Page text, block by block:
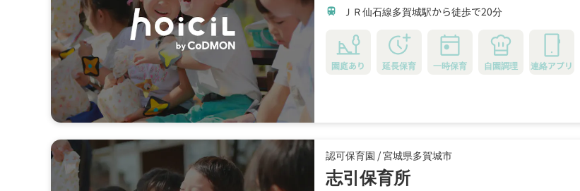
train ＪＲ仙石線多賀城駅から徒歩で20分
園庭あり 延長保育 一時保育 自園調理 連絡アプリ
認可保育園 /宮城県多賀城市
志引保育所